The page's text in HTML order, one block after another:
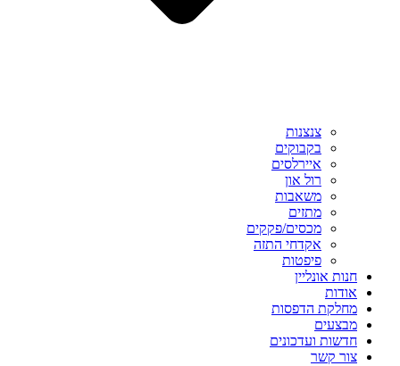
צנצנות
בקבוקים
איירלסים
רול און
משאבות
מתזים
מכסים/פקקים
אקדחי התזה
פיפטות
חנות אונליין
אודות
מחלקת הדפסות
מבצעים
חדשות ועדכונים
צור קשר